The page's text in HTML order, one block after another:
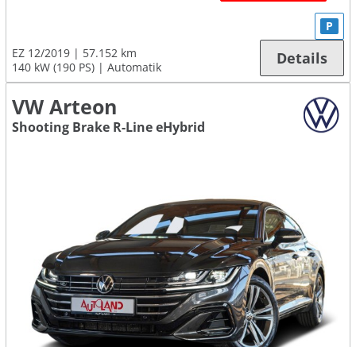
EZ 12/2019
57.152 km
140 kW (190 PS)
Automatik
P
Details
VW Arteon
Shooting Brake R-Line eHybrid